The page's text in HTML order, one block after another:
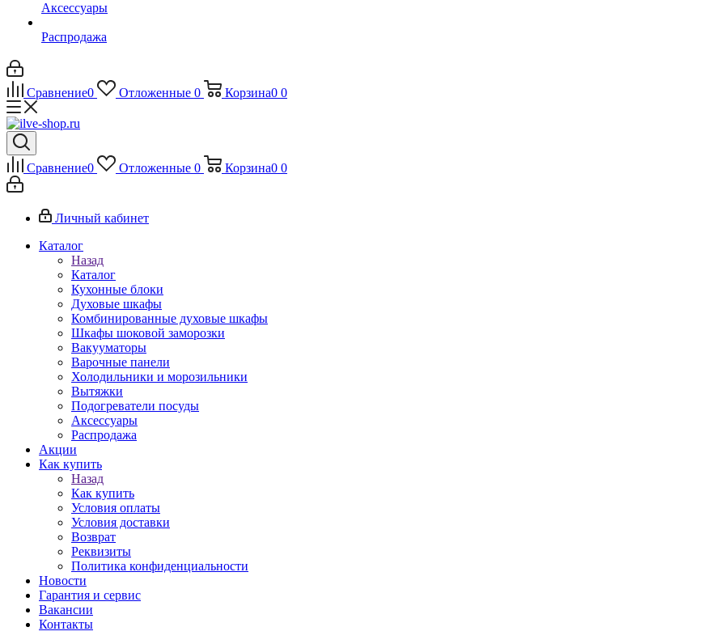
Аксессуары
Распродажа
Сравнение0 Отложенные 0 Корзина0 0
Сравнение0 Отложенные 0 Корзина0 0
Личный кабинет
Каталог
Назад
Каталог
Кухонные блоки
Духовые шкафы
Комбинированные духовые шкафы
Шкафы шоковой заморозки
Вакууматоры
Варочные панели
Холодильники и морозильники
Вытяжки
Подогреватели посуды
Аксессуары
Распродажа
Акции
Как купить
Назад
Как купить
Условия оплаты
Условия доставки
Возврат
Реквизиты
Политика конфиденциальности
Новости
Гарантия и сервис
Вакансии
Контакты